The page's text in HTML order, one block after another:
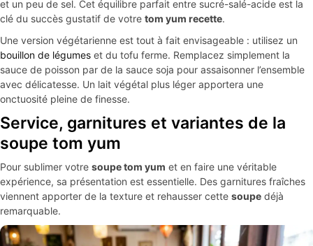
et un peu de sel. Cet équilibre parfait entre sucré-salé-acide est la
clé du succès gustatif de votre tom yum recette.
Une version végétarienne est tout à fait envisageable : utilisez un
bouillon de légumes et du tofu ferme. Remplacez simplement la
sauce de poisson par de la sauce soja pour assaisonner l’ensemble
avec délicatesse. Un lait végétal plus léger apportera une
onctuosité pleine de finesse.
Service, garnitures et variantes de la
soupe tom yum
Pour sublimer votre soupe tom yum et en faire une véritable
expérience, sa présentation est essentielle. Des garnitures fraîches
viennent apporter de la texture et rehausser cette soupe déjà
remarquable.